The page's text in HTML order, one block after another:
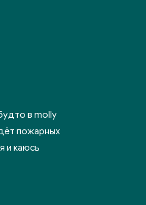
в molly
пожарных
и каюсь